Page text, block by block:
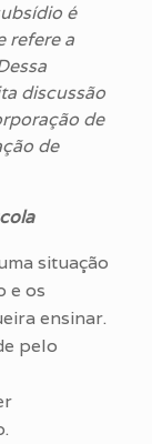
é
refere a
discussão
de
de
situação
e os
ensinar.
pelo